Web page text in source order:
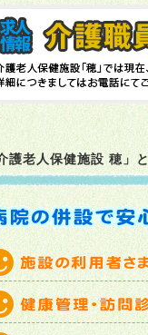
2026年02月10日
2026年01月06日
2025年12月19日
2025年12月02日
2025年11月21日
護老人保健施設 穂」